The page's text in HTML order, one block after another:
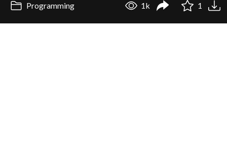
Programming 1k 1